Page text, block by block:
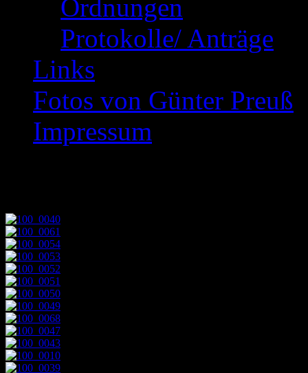
Ordnungen
Protokolle/ Anträge
Links
Fotos von Günter Preuß
Impressum